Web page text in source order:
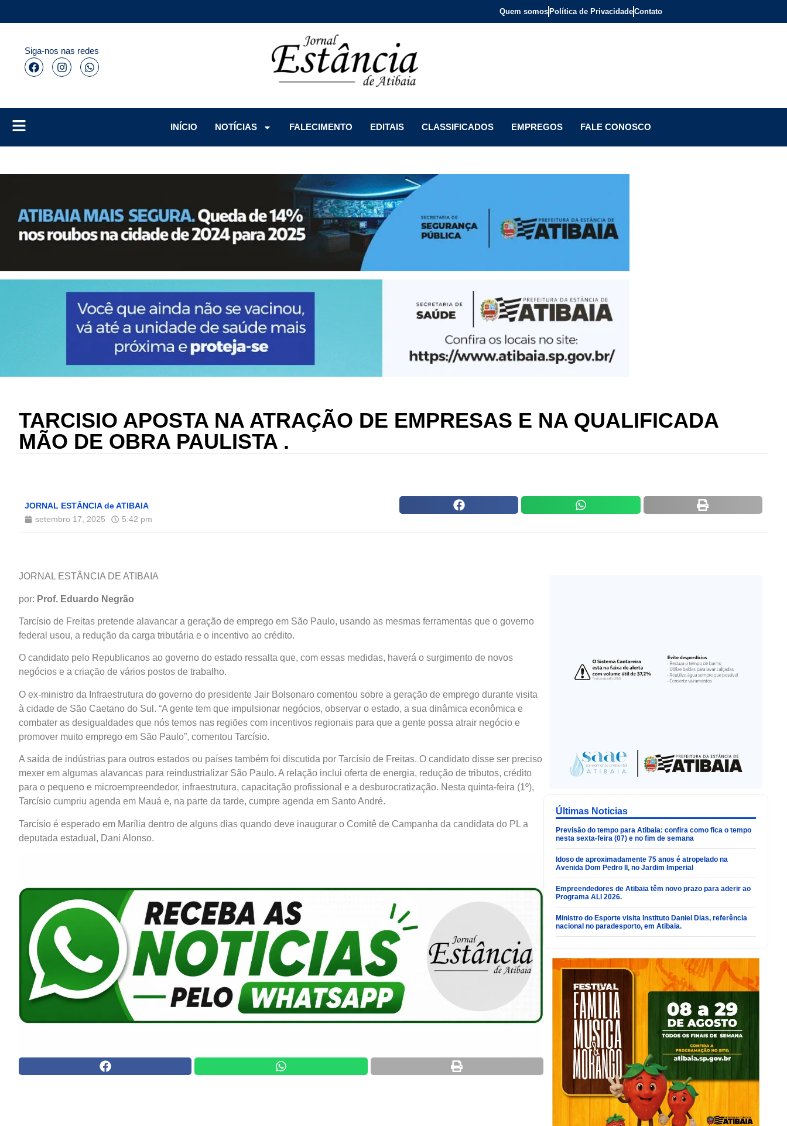
Quem somos Política de PrivacidadeContato
Siga-nos nas redes
INÍCIO
NOTÍCIAS FALECIMENTO EDITAIS CLASSIFICADOS EMPREGOS FALE CONOSCO
TARCISIO APOSTA NA ATRAÇÃO DE EMPRESAS E NA QUALIFICADA
MÃO DE OBRA PAULISTA .
JORNAL ESTÂNCIA de ATIBAIA
setembro 17, 2025
5:42 pm
JORNAL ESTÂNCIA DE ATIBAIA
por: Prof. Eduardo Negrão
Tarcísio de Freitas pretende alavancar a geração de emprego em São Paulo, usando as mesmas ferramentas que o governo
federal usou, a redução da carga tributária e o incentivo ao crédito.
O candidato pelo Republicanos ao governo do estado ressalta que, com essas medidas, haverá o surgimento de novos
negócios e a criação de vários postos de trabalho.
O ex-ministro da Infraestrutura do governo do presidente Jair Bolsonaro comentou sobre a geração de emprego durante visita
à cidade de São Caetano do Sul. “A gente tem que impulsionar negócios, observar o estado, a sua dinâmica econômica e
combater as desigualdades que nós temos nas regiões com incentivos regionais para que a gente possa atrair negócio e
promover muito emprego em São Paulo”, comentou Tarcísio.
A saída de indústrias para outros estados ou países também foi discutida por Tarcísio de Freitas. O candidato disse ser preciso
mexer em algumas alavancas para reindustrializar São Paulo. A relação inclui oferta de energia, redução de tributos, crédito
para o pequeno e microempreendedor, infraestrutura, capacitação profissional e a desburocratização. Nesta quinta-feira (1º),
Tarcísio cumpriu agenda em Mauá e, na parte da tarde, cumpre agenda em Santo André.
Tarcísio é esperado em Marília dentro de alguns dias quando deve inaugurar o Comitê de Campanha da candidata do PL a
deputada estadual, Dani Alonso.
Últimas Noticias
Previsão do tempo para Atibaia: confira como fica o tempo
nesta sexta-feira (07) e no fim de semana
Idoso de aproximadamente 75 anos é atropelado na
Avenida Dom Pedro II, no Jardim Imperial
Empreendedores de Atibaia têm novo prazo para aderir ao
Programa ALI 2026.
Ministro do Esporte visita Instituto Daniel Dias, referência
nacional no paradesporto, em Atibaia.